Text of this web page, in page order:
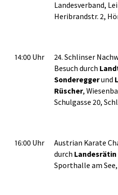
Landesverband,
Heribrandstr. 2,
14:00 Uhr
24. Schlinser
Besuch durch
Sondereggerund
Rüscher,
Schulgasse 20,
16:00 Uhr
Austrian Karate
durch
Sporthalle am